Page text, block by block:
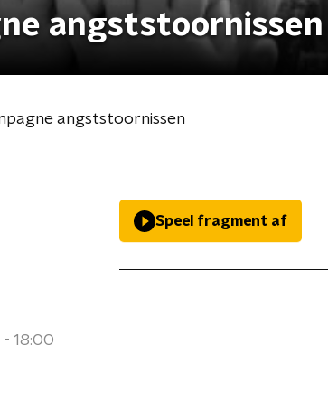
angststoornissen
angststoornissen
18:00
Speel fragment af